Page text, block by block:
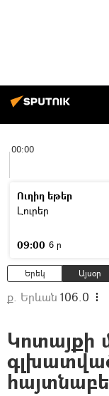
00:00
Ուղիղ եթեր
Լուրեր
09:00 6 ր
Երեկ Այսօր
ք. Երևան 106.0
Կոտայքի